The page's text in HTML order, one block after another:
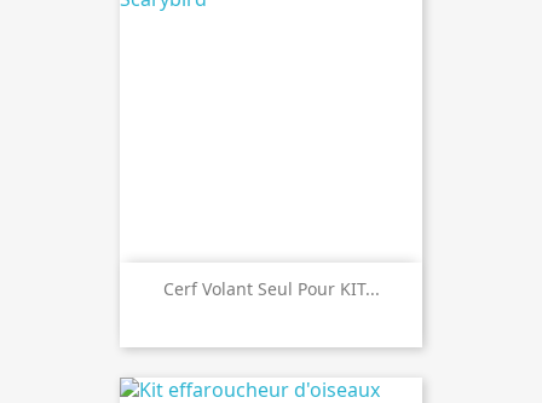
Cerf Volant Seul Pour KIT...